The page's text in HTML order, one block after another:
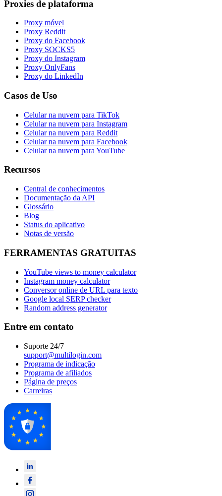
Proxies de plataforma
Proxy móvel
Proxy Reddit
Proxy do Facebook
Proxy SOCKS5
Proxy do Instagram
Proxy OnlyFans
Proxy do LinkedIn
Casos de Uso
Celular na nuvem para TikTok
Celular na nuvem para Instagram
Celular na nuvem para Reddit
Celular na nuvem para Facebook
Celular na nuvem para YouTube
Recursos
Central de conhecimentos
Documentação da API
Glossário
Blog
Status do aplicativo
Notas de versão
FERRAMENTAS GRATUITAS
YouTube views to money calculator
Instagram money calculator
Conversor online de URL para texto
Google local SERP checker
Random address generator
Entre em contato
Suporte 24/7
support@multilogin.com
Programa de indicação
Programa de afiliados
Página de preços
Carreiras